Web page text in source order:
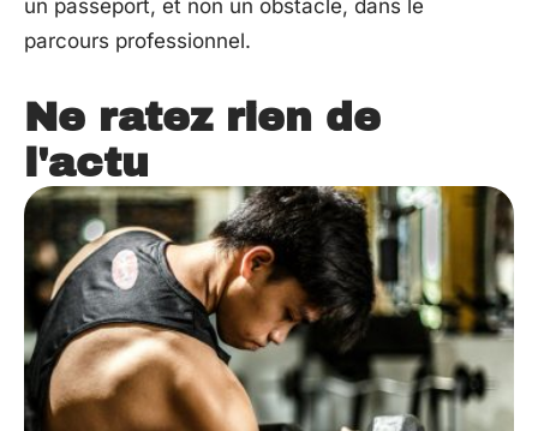
un passeport, et non un obstacle, dans le
parcours professionnel.
Ne ratez rien de
l'actu